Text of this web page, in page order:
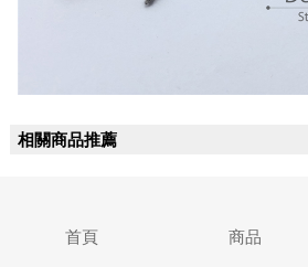
相關商品推薦
首頁 商品